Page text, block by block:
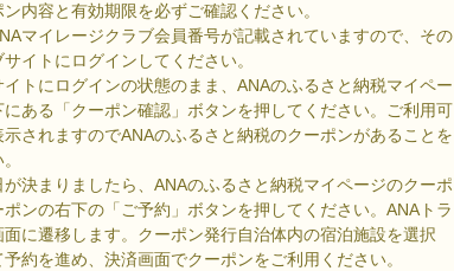
内容と有効期限を必ずご確認ください。
マイレージクラブ会員番号が記載されていますので、その
イトにログインしてください。
イトにログインの状態のまま、ANAのふるさと納税マイペー
ある「クーポン確認」ボタンを押してください。ご利用可
されますのでANAのふるさと納税のクーポンがあることを
が決まりましたら、ANAのふるさと納税マイページのクーポ
ンの右下の「ご予約」ボタンを押してください。ANAトラ
に遷移します。クーポン発行自治体内の宿泊施設を選択
約を進め、決済画面でクーポンをご利用ください。